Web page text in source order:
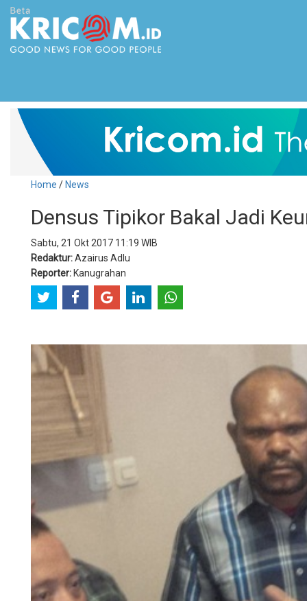
Home / News
Densus Tipikor Bakal Jadi
Sabtu, 21 Okt 2017 11:19 WIB
Redaktur:Azairus Adlu
Reporter: Kanugrahan